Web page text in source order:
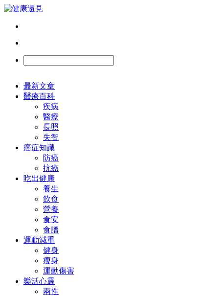
最新文章
醫療百科
疾病
醫療
長照
失智
癌症知識
防癌
抗癌
吃出健康
養生
飲食
營養
食安
食譜
運動減重
健身
瘦身
運動傷害
樂活心靈
兩性